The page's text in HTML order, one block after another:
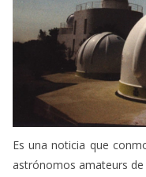
Es una noticia que
astrónomos amateurs